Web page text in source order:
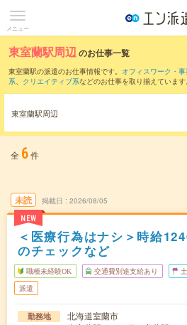
メニュー
東室蘭駅周辺のお仕事一覧
東室蘭駅の派遣のお仕事情報です。 オフィスワーク・
系、 クリエイティブ系などのお仕事を取り揃えています
また、崎守駅・
いただけます。
東室蘭駅周辺
全 6件
未読
NEW
掲載日 2026/08/05
＜医療行為はナシ＞時給
のチェックなど
職種未経験OK 交通費別途支給あり
派遣
勤務地
北海道室蘭市